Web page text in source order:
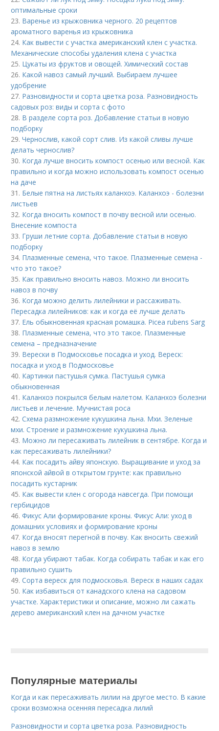
оптимальные сроки
23. Варенье из крыжовника черного. 20 рецептов
ароматного варенья из крыжовника
24. Как вывести с участка американский клен с участка.
Механические способы удаления клена с участка
25. Цукаты из фруктов и овощей. Химический состав
26. Какой навоз самый лучший. Выбираем лучшее
удобрение
27. Разновидности и сорта цветка роза. Разновидность
садовых роз: виды и сорта с фото
28. В разделе сорта роз. Добавление статьи в новую
подборку
29.Чернослив, какой сорт слив. Из какой сливы лучше
делать чернослив?
30. Когда лучше вносить компост осенью или весной. Как
правильно и когда можно использовать компост осенью
на даче
31. Белые пятна на листьях каланхоэ. Каланхоэ - болезни
листьев
32. Когда вносить компост в почву весной или осенью.
Внесение компоста
33. Груши летние сорта. Добавление статьи в новую
подборку
34. Плазменные семена, что такое. Плазменные семена -
что это такое?
35. Как правильно вносить навоз. Можно ли вносить
навоз в почву
36. Когда можно делить лилейники и рассаживать.
Пересадка лилейников: как и когда её лучше делать
37. Ель обыкновенная красная ромашка. Picea rubens Sarg
38. Плазменные семена, что это такое. Плазменные
семена – предназначение
39. Верески в Подмосковье посадка и уход. Вереск:
посадка и уход в Подмосковье
40. Картинки пастушья сумка. Пастушья сумка
обыкновенная
41. Каланхоэ покрылся белым налетом. Каланхоэ болезни
листьев и лечение. Мучнистая роса
42.Схема размножение кукушкина льна. Мхи. Зеленые
мхи. Строение и размножение кукушкина льна.
43. Можно ли пересаживать лилейник в сентябре. Когда и
как пересаживать лилейники?
44. Как посадить айву японскую. Выращивание и уход за
японской айвой в открытом грунте: как правильно
посадить кустарник
45. Как вывести клен с огорода навсегда. При помощи
гербицидов
46.Фикус Али формирование кроны. Фикус Али: уход в
домашних условиях и формирование кроны
47. Когда вносят перегной в почву. Как вносить свежий
навоз в землю
48. Когда убирают табак. Когда собирать табак и как его
правильно сушить
49.Сорта вереск для подмосковья. Вереск в наших садах
50. Как избавиться от канадского клена на садовом
участке. Характеристики и описание, можно ли сажать
дерево американский клен на дачном участке
Популярные материалы
Когда и как пересаживать лилии на другое место. В какие
сроки возможна осенняя пересадка лилий
Разновидности и сорта цветка роза. Разновидность